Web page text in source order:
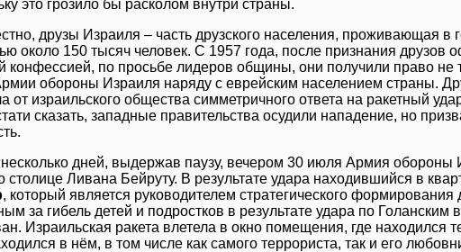
это грозило бы расколом внутри страны.
друзы Израиля – часть друзского населения, проживающая в
около 150 тысяч человек. С 1957 года, после признания друзов
конфессией, по просьбе лидеров общины, они получили право не
обороны Израиля наряду с еврейским населением страны.
от израильского общества симметричного ответа на ракетный
сказать, западные правительства осудили нападение, но
дней, выдержав паузу, вечером 30 июля Армия обороны
столице Ливана Бейруту. В результате удара находившийся в
, который является руководителем стратегического
за гибель детей и подростков в результате удара по
Израильская ракета влетела в окно помещения, где находился
в нём, в том числе как самого террориста, так и его